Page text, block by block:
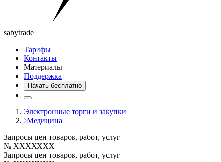
sabytrade
Тарифы
Контакты
Материалы
Поддержка
Начать бесплатно
Электронные торги и закупки
Медицина
Запросы цен товаров, работ, услуг
№ XXXXXXX
Запросы цен товаров, работ, услуг